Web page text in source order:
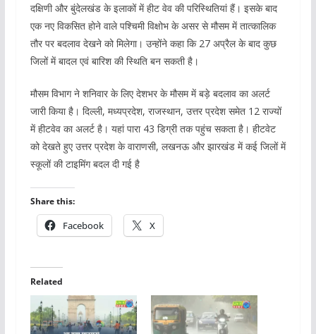
दक्षिणी और बुंदेलखंड के इलाकों में हीट वेव की परिस्थितियां हैं। इसके बाद
एक नए विकसित होने वाले पश्चिमी विक्षोभ के असर से मौसम में तात्कालिक
तौर पर बदलाव देखने को मिलेगा। उन्होंने कहा कि 27 अप्रैल के बाद कुछ
जिलों में बादल एवं बारिश की स्थिति बन सकती है।
मौसम विभाग ने शनिवार के लिए देशभर के मौसम में बड़े बदलाव का अलर्ट
जारी किया है। दिल्ली, मध्यप्रदेश, राजस्थान, उत्तर प्रदेश समेत 12 राज्यों
में हीटवेव का अलर्ट है। यहां पारा 43 डिग्री तक पहुंच सकता है। हीटवेट
को देखते हुए उत्तर प्रदेश के वाराणसी, लखनऊ और झारखंड में कई जिलों में
स्कूलों की टाइमिंग बदल दी गई है
Share this:
Facebook X
Related